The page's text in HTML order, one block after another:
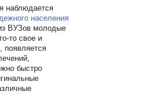
наблюдается
населения
ВУЗов молодые
то свое и
появляется
быстро